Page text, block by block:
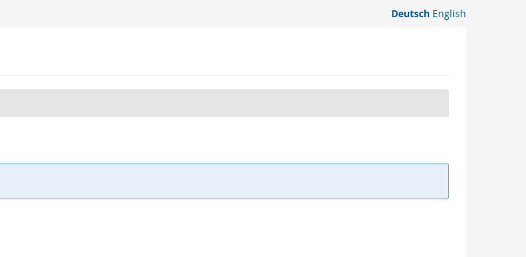
Deutsch English